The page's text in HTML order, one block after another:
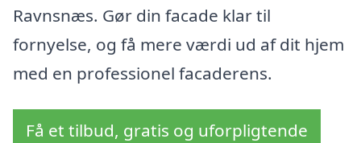
Ravnsnæs. Gør din facade klar til
fornyelse, og få mere værdi ud af dit hjem
med en professionel facaderens.
Få et tilbud, gratis og uforpligtende